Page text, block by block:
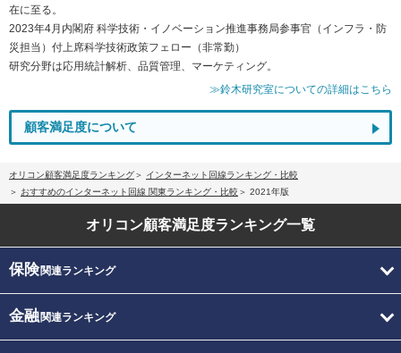
在に至る。
2023年4月内閣府 科学技術・イノベーション推進事務局参事官（インフラ・防
災担当）付上席科学技術政策フェロー（非常勤）
研究分野は応用統計解析、品質管理、マーケティング。
≫鈴木研究室についての詳細はこちら
顧客満足度について
オリコン顧客満足度ランキング
インターネット回線ランキング・比較
おすすめのインターネット回線 関東ランキング・比較
2021年版
オリコン顧客満足度ランキング一覧
保険関連ランキング
金融関連ランキング